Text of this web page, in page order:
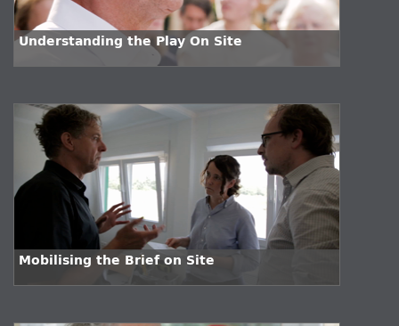
Understanding the Play On Site
Mobilising the Brief on Site